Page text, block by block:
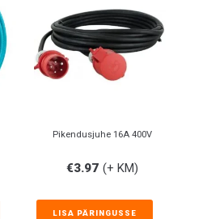
Pikendusjuhe 16A 400V
€3.97 (+ KM)
LISA PÄRINGUSSE